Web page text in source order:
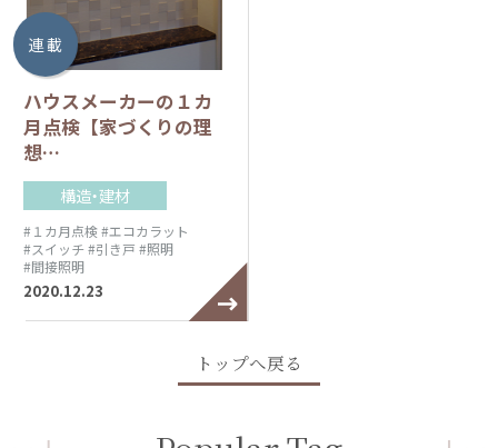
連 載
ハウスメーカーの１カ
月点検【家づくりの理
想…
構造・建材
#１カ月点検#エコカラット
#スイッチ#引き戸 #照明
#間接照明
2020.12.23
トップへ戻る